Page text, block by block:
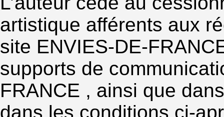
artistique afférents aux
site ENVIES-DE-
supports de
FRANCE , ainsi que
dans les conditions ci-